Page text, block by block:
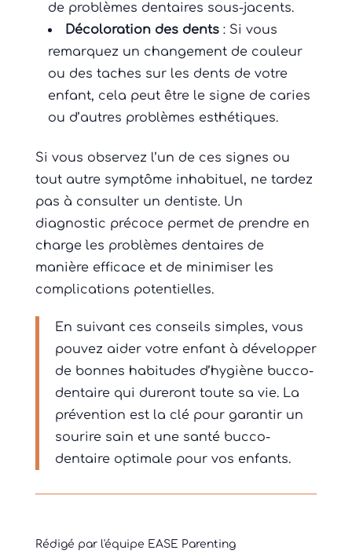
de problèmes dentaires sous-jacents.
Décoloration des dents: Si vous
remarquez un changement de couleur
ou des taches sur les dents de votre
enfant, cela peut être le signe de caries
ou d’autres problèmes esthétiques.
Si vous observez l’un de ces signes ou
tout autre symptôme inhabituel, ne tardez
pas à consulter un dentiste. Un
diagnostic précoce permet de prendre en
charge les problèmes dentaires de
manière efficace et de minimiser les
complications potentielles.
En suivant ces conseils simples, vous
pouvez aider votre enfant à développer
de bonnes habitudes d’hygiène bucco-
dentaire qui dureront toute sa vie. La
prévention est la clé pour garantir un
sourire sain et une santé bucco-
dentaire optimale pour vos enfants.
Rédigé par l'équipe EASE Parenting